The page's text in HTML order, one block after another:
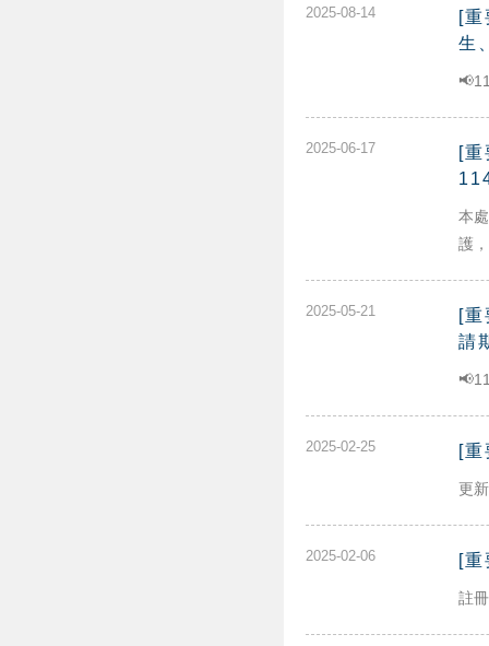
2025-08-14
[
生
2025-06-17
[重
本
護
2025-05-21
[
請
2025-02-25 [
更
2025-02-06 [
註